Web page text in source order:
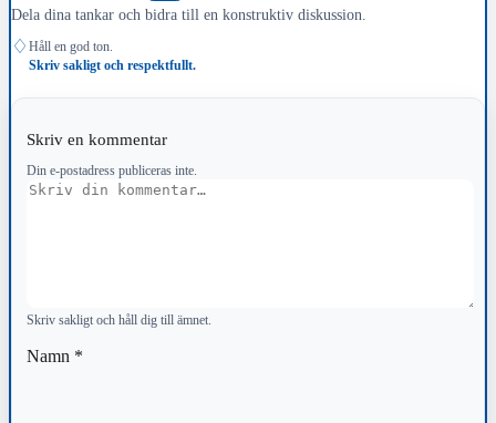
Dela dina tankar och bidra till en konstruktiv diskussion.
♢ Håll en god ton.
Skriv sakligt och respektfullt.
Skriv en kommentar
Din e-postadress publiceras inte.
Kommentar
Skriv sakligt och håll dig till ämnet.
Namn *